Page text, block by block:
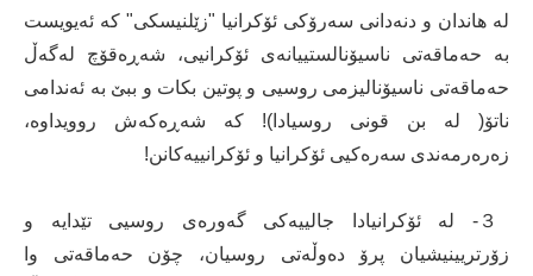
لە هاندان و دنەدانی سەرۆکی ئۆکرانیا "زێلنیسکی" کە ئەیویست
بە حەماقەتی ناسیۆنالستییانەی ئۆکرانیی، شەڕەقۆچ لەگەڵ
حەماقەتی ناسیۆنالیزمی روسیی و پوتین بکات و ببێ بە ئەندامی
ناتۆ( لە بن قونی روسیادا)! کە شەڕەکەش روویداوە،
زەرەرمەندی سەرەکیی ئۆکرانیا و ئۆکرانییەکانن!
３- لە ئۆکرانیادا جالییەکی گەورەی روسیی تێدایە و
زۆرتریینیشیان پرۆ دەوڵەتی روسیان، چۆن حەماقەتی وا